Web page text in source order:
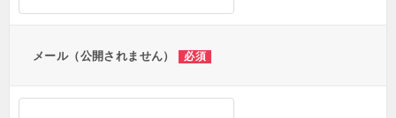
メール（公開されません） 必須